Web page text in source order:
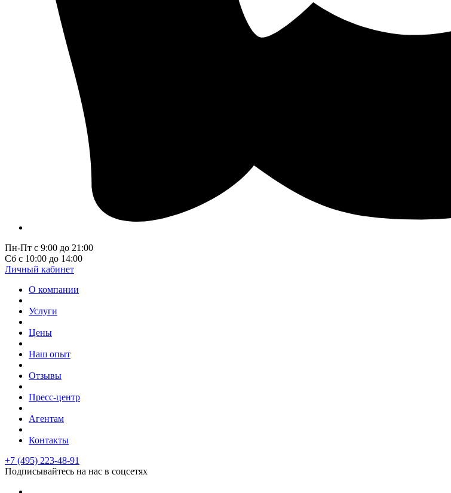
Пн-Пт с 9:00 до 21:00
Сб с 10:00 до 14:00
Личный кабинет
О компании
Услуги
Цены
Наш опыт
Отзывы
Пресс-центр
Агентам
Контакты
+7 (495) 223-48-91
Подписывайтесь на нас в соцсетях